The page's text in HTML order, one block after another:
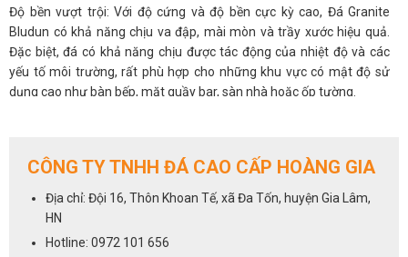
Độ bền vượt trội: Với độ cứng và độ bền cực kỳ cao, Đá Granite
Bludun có khả năng chịu va đập, mài mòn và trầy xước hiệu quả.
Đặc biệt, đá có khả năng chịu được tác động của nhiệt độ và các
yếu tố môi trường, rất phù hợp cho những khu vực có mật độ sử
dụng cao như bàn bếp, mặt quầy bar, sàn nhà hoặc ốp tường.
năng chống ẩm của đá cũng rất tốt, giúp bảo vệ không gian sống
luôn sạch sẽ và bền vững.
Dễ dàng vệ sinh và bảo dưỡng: Bề mặt đá Granite Bludun rất mịn
chỉ cần lau chùi bằng khăn mềm và dung dịch vệ sinh nhẹ nhàng để
CÔNG TY TNHH ĐÁ CAO CẤP HOÀNG GIA
Địa chỉ: Đội 16, Thôn Khoan Tế, xã Đa Tốn, huyện Gia Lâm,
HN
Hotline: 0972 101 656